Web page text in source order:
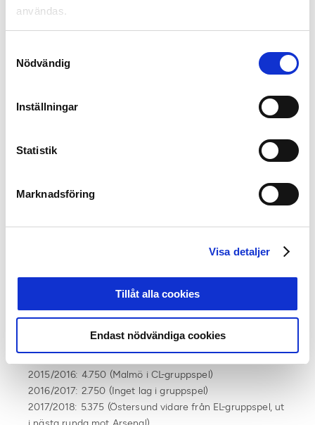
användas.
Nödvändig
Inställningar
Statistik
Marknadsföring
Visa detaljer
Tillåt alla cookies
Endast nödvändiga cookies
Ligarankingen just nu:
20.Rumänien 20.450
22. Sverige 19.975
25. Serbien 18.750
27. Vitryssland 18.625
Sveriges poäng de senaste fem åren vilket ligger till
grund för totalen:
poäng stryks i sommar.
2015/2016: 4.750 (Malmö i CL-gruppspel)
2016/2017: 2.750 (Inget lag i gruppspel)
2017/2018: 5.375 (Östersund vidare från EL-gruppspel, ut